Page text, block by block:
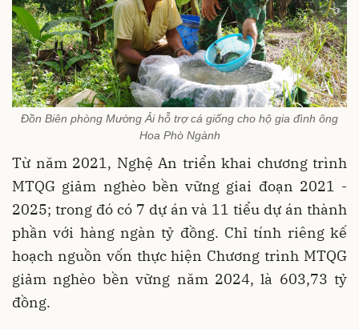
Đồn Biên phòng Mường Ải hỗ trợ cá giống cho hộ gia đình ông
Hoa Phò Ngành
Từ năm 2021, Nghệ An triển khai chương trình
MTQG giảm nghèo bền vững giai đoạn 2021 -
2025; trong đó có 7 dự án và 11 tiểu dự án thành
phần với hàng ngàn tỷ đồng. Chỉ tính riêng kế
hoạch nguồn vốn thực hiện Chương trình MTQG
giảm nghèo bền vững năm 2024, là 603,73 tỷ
đồng.